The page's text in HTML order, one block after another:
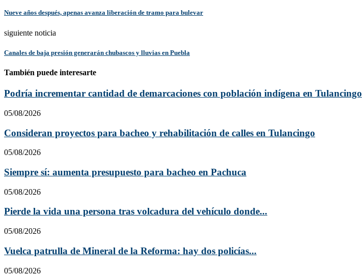
Nueve años después, apenas avanza liberación de tramo para bulevar
siguiente noticia
Canales de baja presión generarán chubascos y lluvias en Puebla
También puede interesarte
Podría incrementar cantidad de demarcaciones con población indígena en Tulancingo
05/08/2026
Consideran proyectos para bacheo y rehabilitación de calles en Tulancingo
05/08/2026
Siempre sí: aumenta presupuesto para bacheo en Pachuca
05/08/2026
Pierde la vida una persona tras volcadura del vehículo donde...
05/08/2026
Vuelca patrulla de Mineral de la Reforma: hay dos policías...
05/08/2026